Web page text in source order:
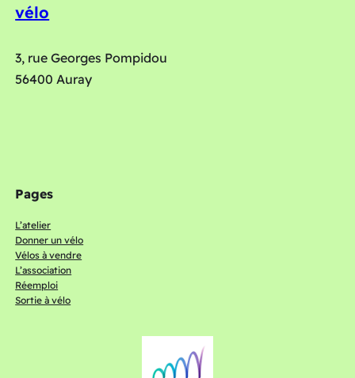
vélo
3, rue Georges Pompidou
56400 Auray
Pages
L’atelier
Donner un vélo
Vélos à vendre
L’association
Réemploi
Sortie à vélo